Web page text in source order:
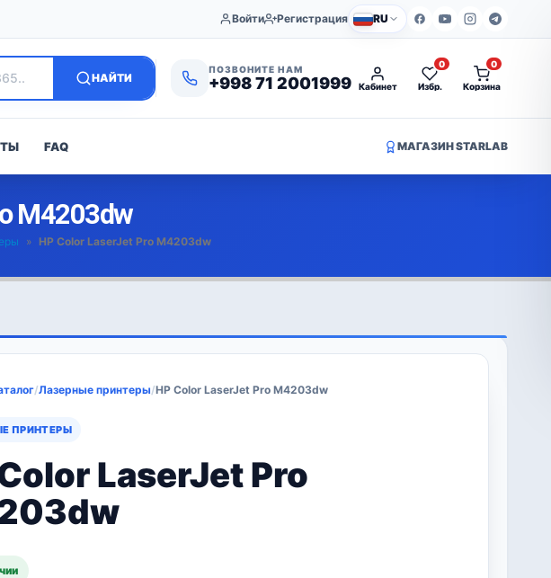
Войти Регистрация RU
НАЙТИ
ПОЗВОНИТЕ НАМ
+998 71 2001999 Кабинет Избр.
0
Корзина
0
FAQ МАГАЗИН STARLAB
M4203dw
» HP Color LaserJet Pro M4203dw
/Лазерные принтеры/HP Color LaserJet Pro M4203dw
ПРИНТЕРЫ
LaserJet Pro